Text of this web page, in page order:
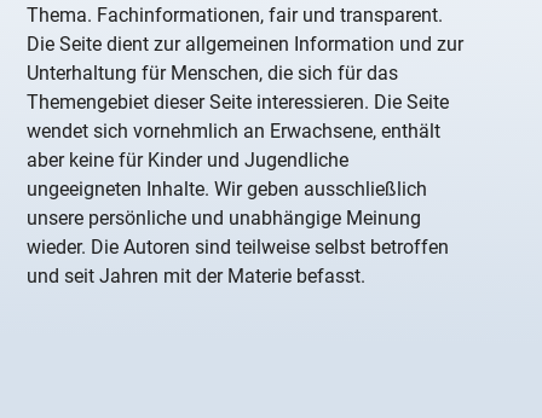
Thema. Fachinformationen, fair und transparent.
Die Seite dient zur allgemeinen Information und zur
Unterhaltung für Menschen, die sich für das
Themengebiet dieser Seite interessieren. Die Seite
wendet sich vornehmlich an Erwachsene, enthält
aber keine für Kinder und Jugendliche
ungeeigneten Inhalte. Wir geben ausschließlich
unsere persönliche und unabhängige Meinung
wieder. Die Autoren sind teilweise selbst betroffen
und seit Jahren mit der Materie befasst.